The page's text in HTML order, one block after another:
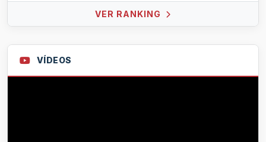
VER RANKING
VÍDEOS